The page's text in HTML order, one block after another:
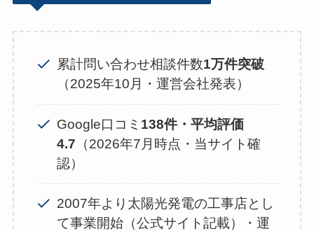
累計問い合わせ相談件数1万件突破
（2025年10月・運営会社発表）
Google口コミ 138件・平均評価
4.7 （2026年7月時点・当サイト確
認）
2007年より太陽光発電の工事店とし
て事業開始（公式サイト記載）・運